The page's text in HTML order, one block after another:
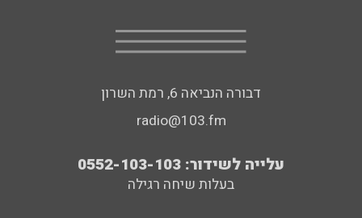
דבורה הנביאה 6, רמת השרון
radio@103.fm
עלייה לשידור: 0552-103-103
בעלות שיחה רגילה